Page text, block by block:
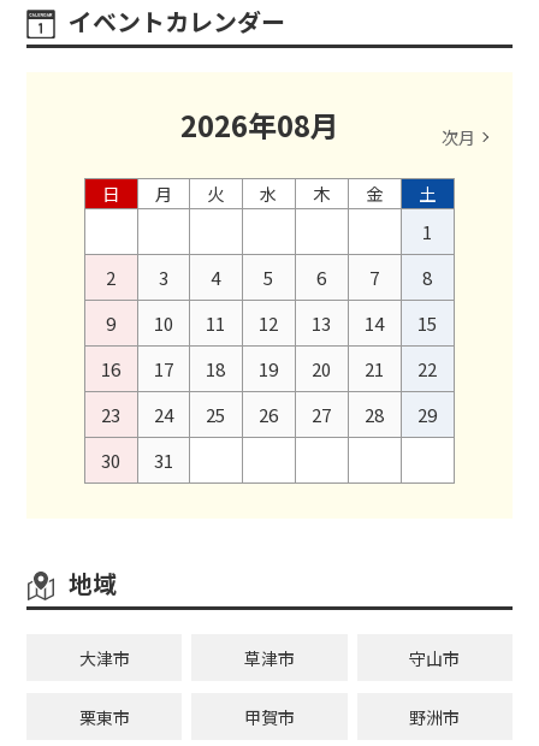
イベントカレンダー
2026年08月 次月
日 月 火 水 木 金
土
1
2
3 4 5 6 7
8
9
10 11 12 13 14
15
16
17 18 19 20 21
22
23
24 25 26 27 28
29
30
31
地域
大津市 草津市 守山市
栗東市 甲賀市 野洲市